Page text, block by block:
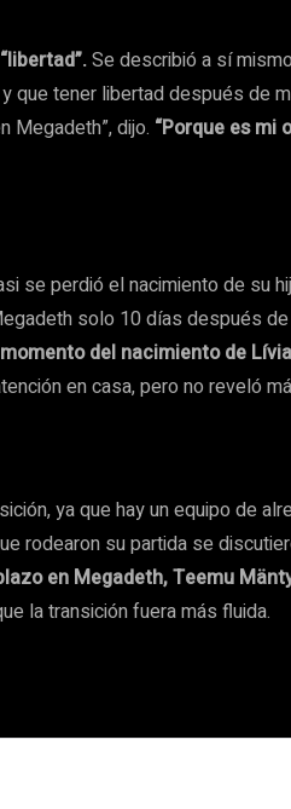
Se describió a sí
que tener libertad después de
Megadeth”, dijo. “Porque es mi
se perdió el nacimiento de su
solo 10 días después
del nacimiento de Lívia
en casa, pero no reveló
ya que hay un equipo de
rodearon su partida se
en Megadeth, Teemu
la transición fuera más fluida.